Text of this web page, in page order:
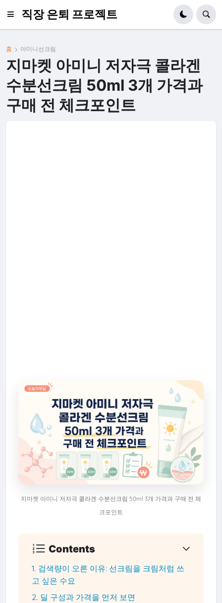
직장 은퇴 프로젝트
홈 아미니선크림
지마켓 아미니 저자극 콜라겐
수분선크림 50ml 3개 가격과
구매 전 체크포인트
지마켓 아미니 저자극 콜라겐 수분선크림 50ml 3개 가격과 구매 전 체
크포인트
Contents
검색량이 오른 이유: 선크림을 크림처럼 쓰
고 싶은 수요
딜 구성과 가격을 먼저 보면